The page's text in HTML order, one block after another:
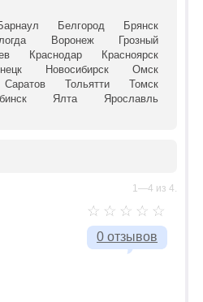
Белгород
Брянск
Воронеж
Грозный
Краснодар
Красноярск
Новосибирск
Омск
Саратов Тольятти
Томск
Ялта
Ярославль
1—4 из 4.
0 отзывов